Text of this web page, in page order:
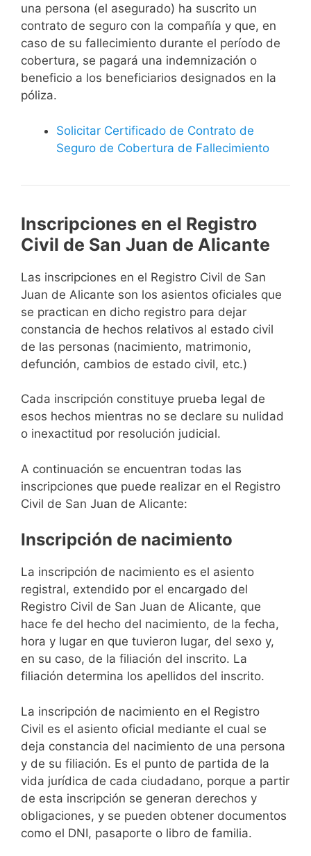
una persona (el asegurado) ha suscrito un
contrato de seguro con la compañía y que, en
caso de su fallecimiento durante el período de
cobertura, se pagará una indemnización o
beneficio a los beneficiarios designados en la
póliza.
Solicitar Certificado de Contrato de
Seguro de Cobertura de Fallecimiento
Inscripciones en el Registro
Civil de San Juan de Alicante
Las inscripciones en el Registro Civil de San
Juan de Alicante son los asientos oficiales que
se practican en dicho registro para dejar
constancia de hechos relativos al estado civil
de las personas (nacimiento, matrimonio,
defunción, cambios de estado civil, etc.)
Cada inscripción constituye prueba legal de
esos hechos mientras no se declare su nulidad
o inexactitud por resolución judicial.
A continuación se encuentran todas las
inscripciones que puede realizar en el Registro
Civil de San Juan de Alicante:
Inscripción de nacimiento
La inscripción de nacimiento es el asiento
registral, extendido por el encargado del
Registro Civil de San Juan de Alicante, que
hace fe del hecho del nacimiento, de la fecha,
hora y lugar en que tuvieron lugar, del sexo y,
en su caso, de la filiación del inscrito. La
filiación determina los apellidos del inscrito.
La inscripción de nacimiento en el Registro
Civil es el asiento oficial mediante el cual se
deja constancia del nacimiento de una persona
y de su filiación. Es el punto de partida de la
vida jurídica de cada ciudadano, porque a partir
de esta inscripción se generan derechos y
obligaciones, y se pueden obtener documentos
como el DNI, pasaporte o libro de familia.